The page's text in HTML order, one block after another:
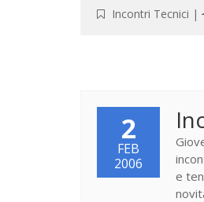
Incontri Tecnici |
2
FEB
2006
e